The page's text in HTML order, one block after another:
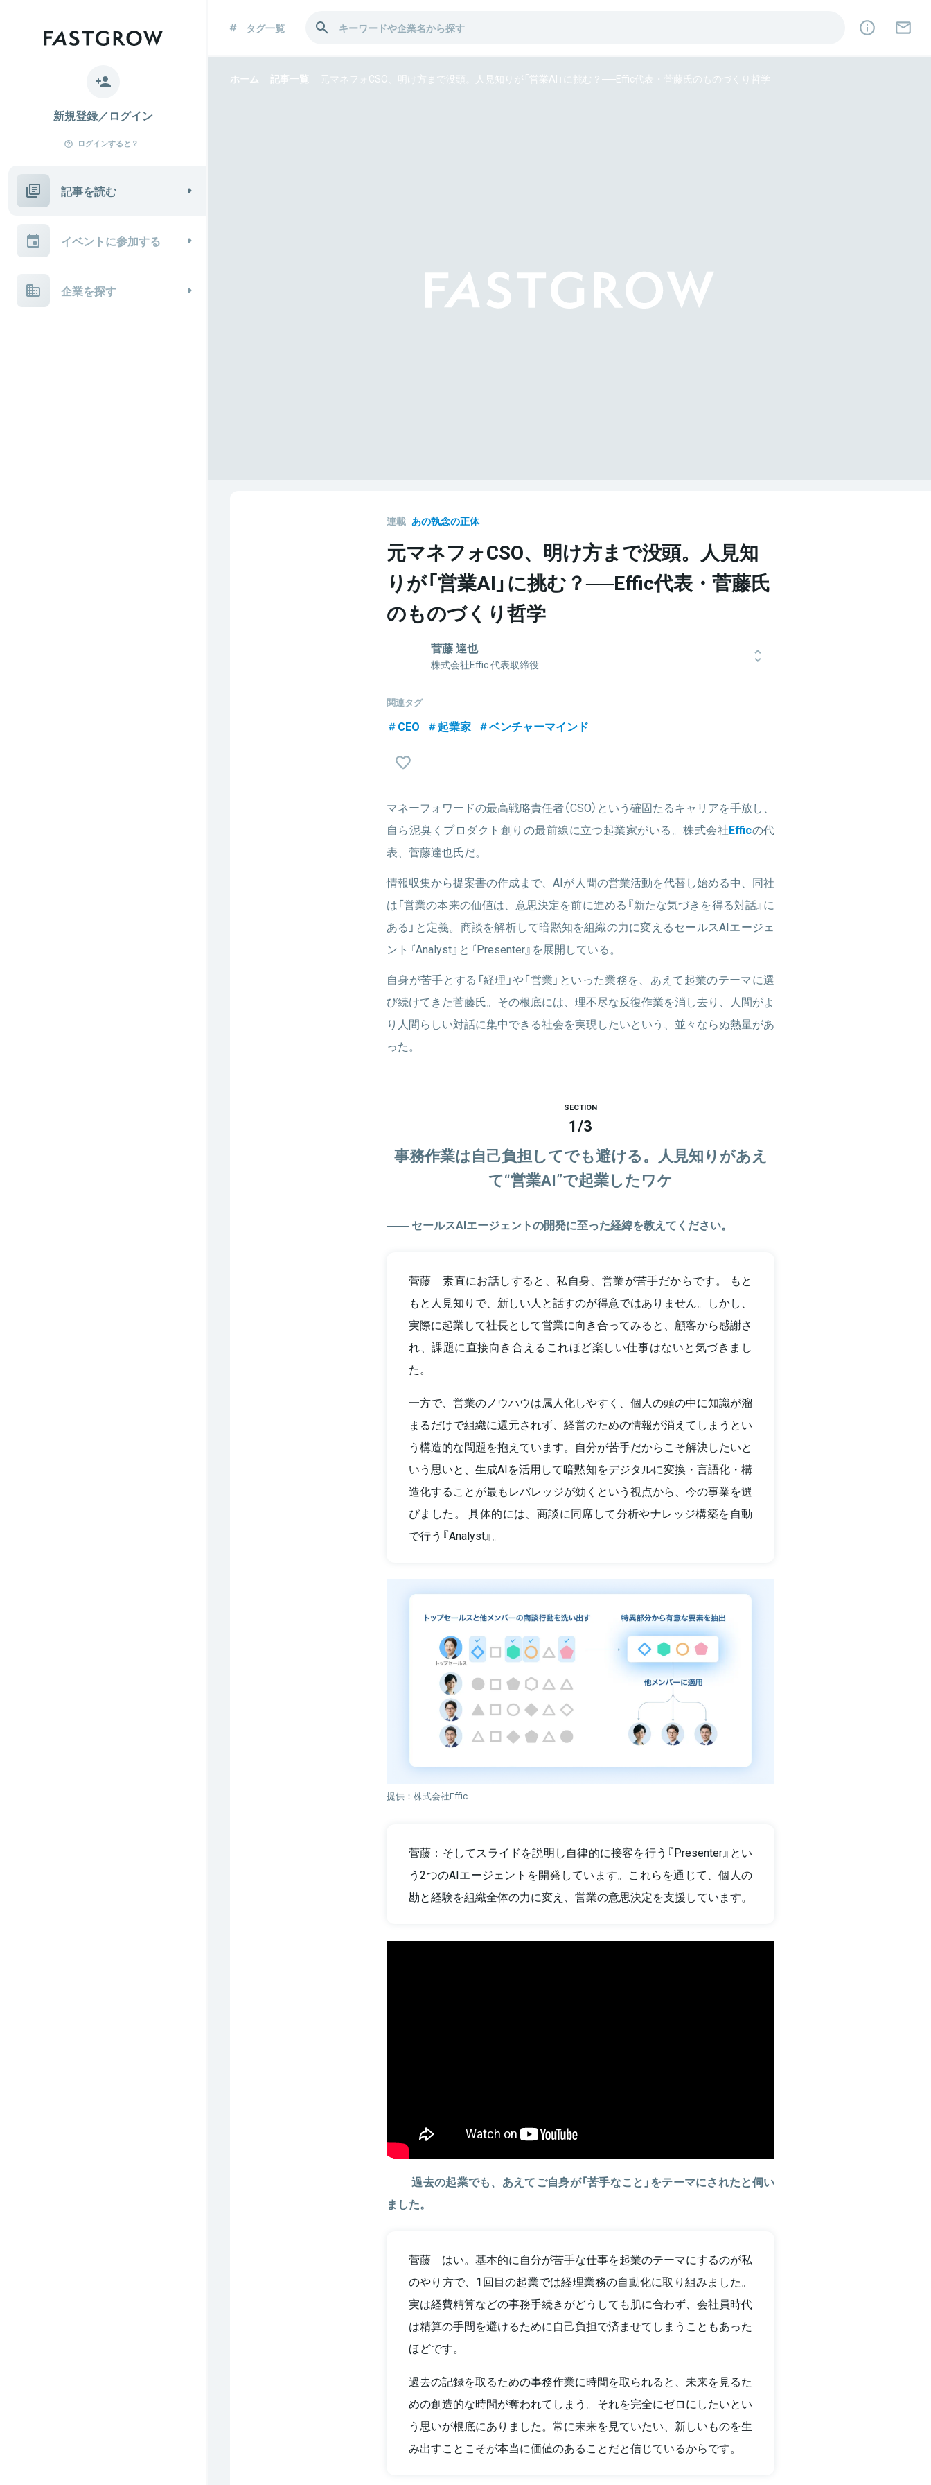
新規登録／ログイン
ログインすると？
記事を読む
イベントに参加する
企業を探す
タグ一覧
ホーム 記事一覧 元マネフォCSO、明け方まで没頭。人見知りが「営業AI」に挑む？──Effic代表・菅藤氏のものづくり哲学
連載 あの執念の正体
元マネフォCSO、明け方まで没頭。人見知
りが「営業AI」に挑む？──Effic代表・菅藤氏
のものづくり哲学
菅藤 達也
株式会社Effic 代表取締役
SaaSを開発。業界シェアNo.1。
行役員に就任。2020年7月にCSOに就任し、M&A、海外戦略、個人向け資産管理事業な
関連情報をみる
関連タグ
CEO 起業家 ベンチャーマインド
マネーフォワードの最高戦略責任者（CSO）という確固たるキャリアを手放し、
自ら泥臭くプロダクト創りの最前線に立つ起業家がいる。株式会社Efficの代
表、菅藤達也氏だ。
情報収集から提案書の作成まで、AIが人間の営業活動を代替し始める中、同社
は「営業の本来の価値は、意思決定を前に進める『新たな気づきを得る対話』に
ある」と定義。商談を解析して暗黙知を組織の力に変えるセールスAIエージェ
ント『Analyst』と『Presenter』を展開している。
自身が苦手とする「経理」や「営業」といった業務を、あえて起業のテーマに選
び続けてきた菅藤氏。その根底には、理不尽な反復作業を消し去り、人間がよ
り人間らしい対話に集中できる社会を実現したいという、並々ならぬ熱量があ
った。
SECTION
1/3
事務作業は自己負担してでも避ける。人見知りがあえ
て“営業AI”で起業したワケ
セールスAIエージェントの開発に至った経緯を教えてください。
菅藤 素直にお話しすると、私自身、営業が苦手だからです。 もと
もと人見知りで、新しい人と話すのが得意ではありません。しかし、
実際に起業して社長として営業に向き合ってみると、顧客から感謝さ
れ、課題に直接向き合えるこれほど楽しい仕事はないと気づきまし
た。
一方で、営業のノウハウは属人化しやすく、個人の頭の中に知識が溜
まるだけで組織に還元されず、経営のための情報が消えてしまうとい
う構造的な問題を抱えています。自分が苦手だからこそ解決したいと
いう思いと、生成AIを活用して暗黙知をデジタルに変換・言語化・構
造化することが最もレバレッジが効くという視点から、今の事業を選
びました。 具体的には、商談に同席して分析やナレッジ構築を自動
で行う『Analyst』。
提供：株式会社Effic
菅藤：そしてスライドを説明し自律的に接客を行う『Presenter』とい
う2つのAIエージェントを開発しています。これらを通じて、個人の
勘と経験を組織全体の力に変え、営業の意思決定を支援しています。
過去の起業でも、あえてご自身が「苦手なこと」をテーマにされたと伺い
ました。
菅藤 はい。基本的に自分が苦手な仕事を起業のテーマにするのが私
のやり方で、1回目の起業では経理業務の自動化に取り組みました。
実は経費精算などの事務手続きがどうしても肌に合わず、会社員時代
は精算の手間を避けるために自己負担で済ませてしまうこともあった
ほどです。
過去の記録を取るための事務作業に時間を取られると、未来を見るた
めの創造的な時間が奪われてしまう。それを完全にゼロにしたいとい
う思いが根底にありました。常に未来を見ていたい、新しいものを生
み出すことこそが本当に価値のあることだと信じているからです。